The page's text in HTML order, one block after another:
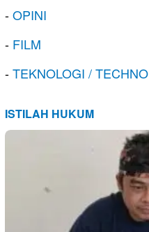
-OPINI
- FILM
-TEKNOLOGI / TECHNO
ISTILAH HUKUM